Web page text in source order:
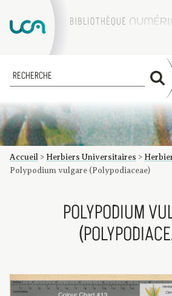
ACCUEIL
COLLECTIONS
FACTUMS
Les factums à la BU
Présentation du corpus de factums de la
Bibliographie
Glossaire
Index de recherche
Accueil > Herbiers Universitaires >
Polypodium vulgare (Polypodiaceae)
POLYPODIUM